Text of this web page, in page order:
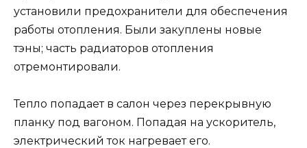
установили предохранители для обеспечения
работы отопления. Были закуплены новые
тэны; часть радиаторов отопления
отремонтировали.
Тепло попадает в салон через перекрывную
планку под вагоном. Попадая на ускоритель,
электрический ток нагревает его.